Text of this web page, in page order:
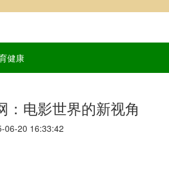
健康
：电影世界的新视角
06-20 16:33:42